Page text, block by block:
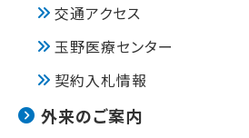
交通アクセス
玉野医療センター
契約入札情報
外来のご案内